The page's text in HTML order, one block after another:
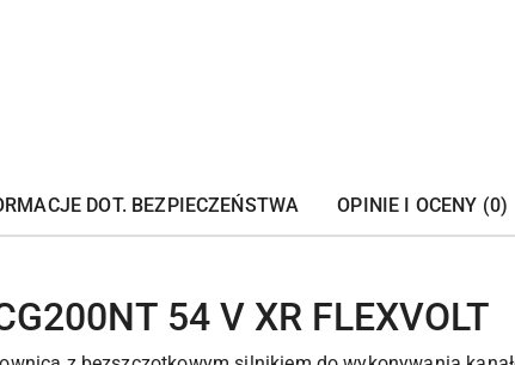
DOT. BEZPIECZEŃSTWA OPINIE I OCENY (0)
54 V XR FLEXVOLT